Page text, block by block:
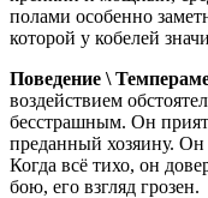
полами особенно
которой у кобелей
Поведение \
воздействием
бесстрашным. Он
преданный хозяину.
Когда всё тихо, он
бою, его взгляд грозен.